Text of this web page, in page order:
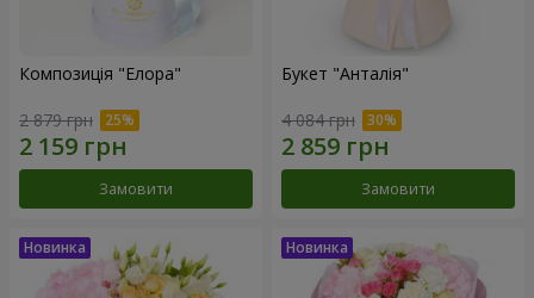
Композиція "Елора"
2 879 грн
Замовити
Букет "Анталія"
4 084 грн
Замовити